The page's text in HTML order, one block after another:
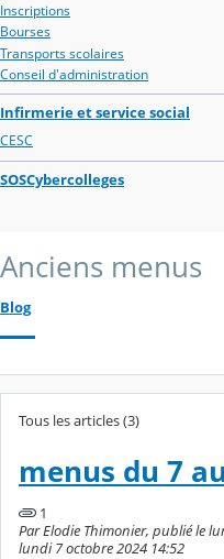
Inscriptions
Bourses
Transports scolaires
Conseil d'administration
Infirmerie et service social
CESC
SOSCybercolleges
Anciens menus
Blog
Tous les articles (3)
menus du 7
1
Par Elodie Thimonier, publié le
lundi 7 octobre 2024 14:52